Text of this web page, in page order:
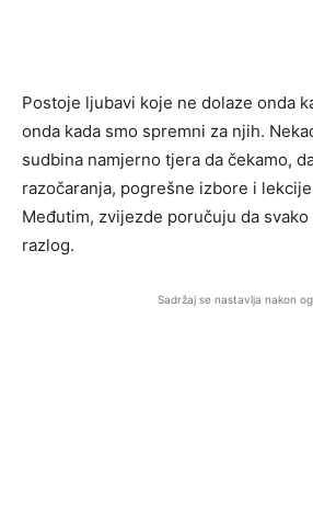
Postoje ljubavi koje ne dolaze onda
onda kada smo spremni za njih.
sudbina namjerno tjera da čekamo,
razočaranja, pogrešne izbore i
Međutim, zvijezde poručuju da
razlog.
Sadržaj se nastavlja nakon